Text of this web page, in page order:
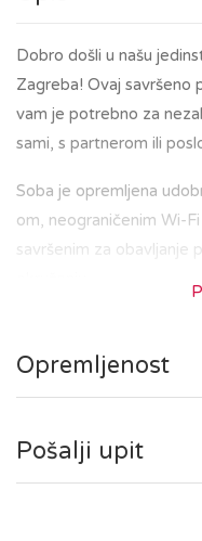
Dobro došli u našu
Zagreba! Ovaj savršeno
vam je potrebno za
sami, s partnerom ili
Soba je opremljena
om, neograničenim Wi-
savršenim za obavljanje
Nalazeći se u središtu
posjetu kako biste
Opremljenost
Pošalji upit